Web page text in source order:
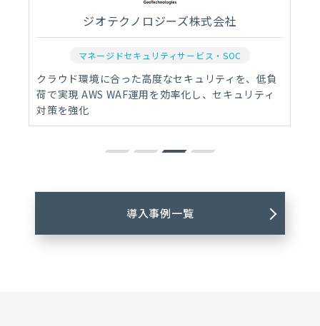
ジオテクノロジーズ株式会社
マネージドセキュリティサービス・SOC
クラウド環境に合った高度なセキュリティを、低負
荷で実現 AWS WAF運用を効率化し、セキュリティ
対策を強化
導入事例一覧